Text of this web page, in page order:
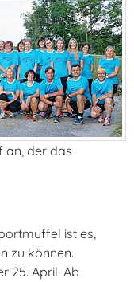
an, der das
ist es,
zu können.
25. April. Ab